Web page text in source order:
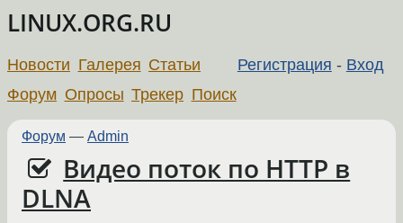
LINUX.ORG.RU
Регистрация - Вход
Новости Галерея Статьи
Форум Опросы Трекер Поиск
Форум — Admin
Видео поток по HTTP в
DLNA